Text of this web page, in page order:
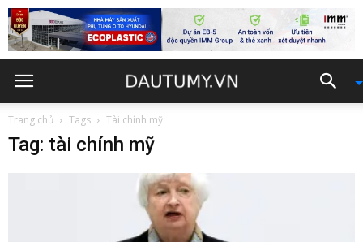
Trang chủ Tags Tài chính mỹ
Tag: tài chính mỹ